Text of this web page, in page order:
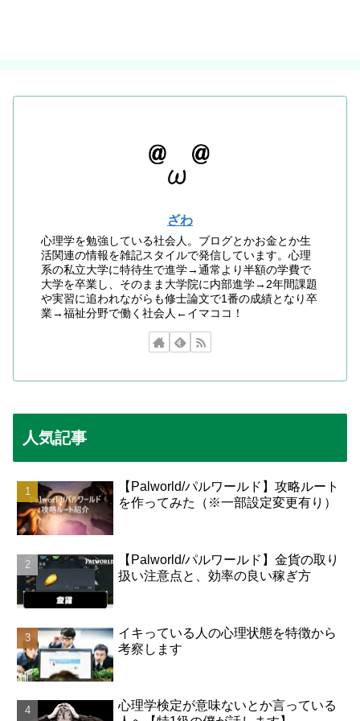
ざわ
心理学を勉強している社会人。ブログとかお金とか生
活関連の情報を雑記スタイルで発信しています。心理
系の私立大学に特待生で進学→通常より半額の学費で
大学を卒業し、そのまま大学院に内部進学→2年間課題
や実習に追われながらも修士論文で1番の成績となり卒
業→福祉分野で働く社会人←イマココ！
人気記事
【Palworld/パルワールド】攻略ルート
を作ってみた（※一部設定変更有り）
【Palworld/パルワールド】金貨の取り
扱い注意点と、効率の良い稼ぎ方
イキっている人の心理状態を特徴から
考察します
心理学検定が意味ないとか言っている